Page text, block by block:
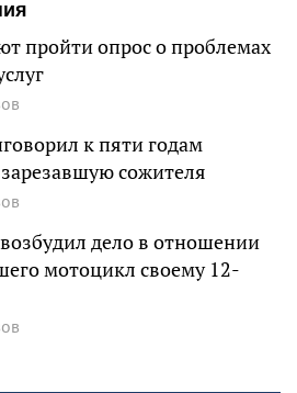
пройти опрос о проблемах
к пяти годам
сожителя
дело в отношении
мотоцикл своему 12-